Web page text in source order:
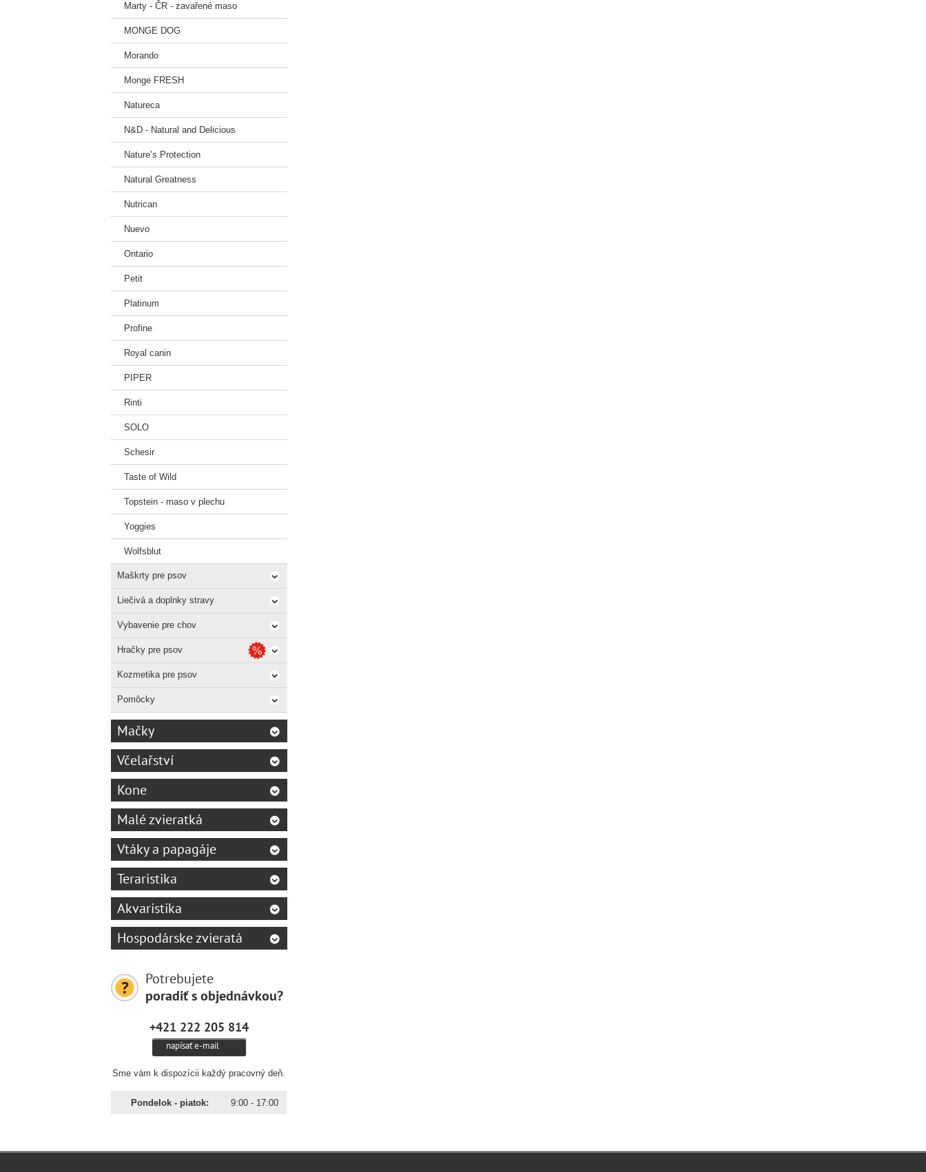
Marty - ČR - zavařené maso
MONGE DOG
Morando
Monge FRESH
Natureca
N&D - Natural and Delicious
Nature’s Protection
Natural Greatness
Nutrican
Nuevo
Ontario
Petit
Platinum
Profine
Royal canin
PIPER
Rinti
SOLO
Schesir
Taste of Wild
Topstein - maso v plechu
Yoggies
Wolfsblut
Maškrty pre psov
Liečivá a doplnky stravy
Vybavenie pre chov
Hračky pre psov
Kozmetika pre psov
Pomôcky
Mačky
Včelařství
Kone
Malé zvieratká
Vtáky a papagáje
Teraristika
Akvaristika
Hospodárske zvieratá
Potrebujete
poradiť s objednávkou?
+421 222 205 814
napísať e-mail
Sme vám k dispozícii každý pracovný deň.
Pondelok - piatok: 9:00 - 17:00